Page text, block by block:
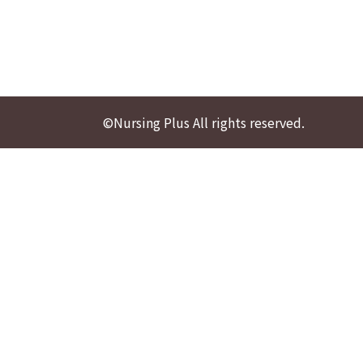
©Nursing Plus All rights reserved.